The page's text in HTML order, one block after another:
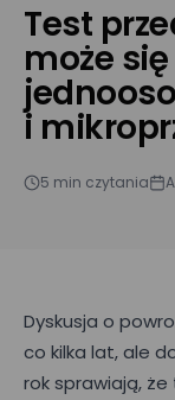
Test
może
i
5 min czytania
Dyskusja o
co kilka lat, ale
rok sprawiają,